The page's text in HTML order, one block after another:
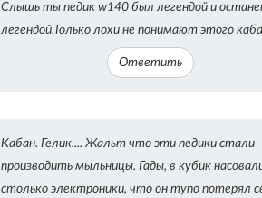
Слышь ты педик w140 был легендой и
легендой.Только лохи не понимают этого
Ответить
Кабан. Гелик.... Жальт что эти педики стали
производить мыльницы. Гады, в кубик
столько электроники, что он тупо потерял